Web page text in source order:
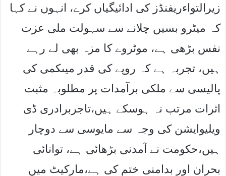
زیرالتواءریفنڈز کی ادائیگیاں کرے، انہوں نے کہا
کہ میٹرو بسیں چلانے سے سہولت ملی عزت
نفس بڑھی ہے، موٹروے کا مزہ بھی لے رہے
ہیں، تجربہ ہے کہ روپے کی قدر میںکمی کی
پالیسی سے ملکی برآمدات پر مطلوبہ مثبت
اثرات مرتب نہ ہوسکے ہیں،تاجربرادری ڈی
ویلیوایشن کی وجہ سے مایوسی سے دوچار
ہیں،حکومت نے آمدنی بڑھائی ہے، توانائی
بحران اور بدامنی ختم کی ہے،مارکیٹ میں